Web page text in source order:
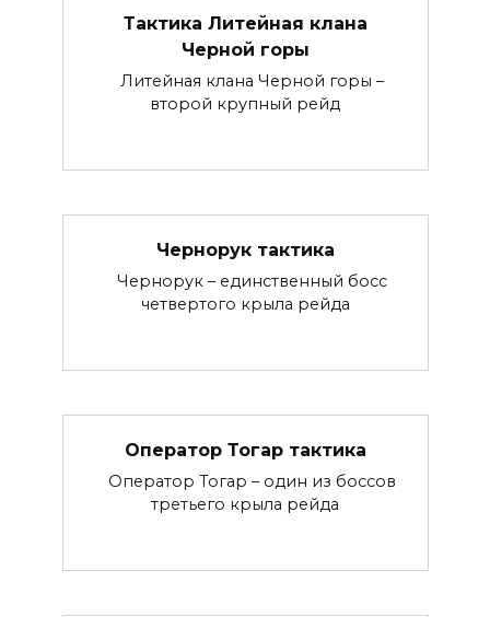
Тактика Литейная клана
Черной горы
Литейная клана Черной горы –
второй крупный рейд
Чернорук тактика
Чернорук – единственный босс
четвертого крыла рейда
Оператор Тогар тактика
Оператор Тогар – один из боссов
третьего крыла рейда